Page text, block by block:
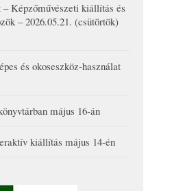
Képzőművészeti kiállítás és
– 2026.05.21. (csütörtök)
és okoseszköz-használat
május 16-án
kiállítás május 14-én